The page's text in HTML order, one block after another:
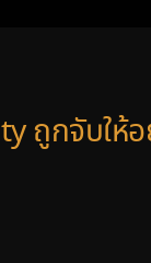
ถูกจับให้